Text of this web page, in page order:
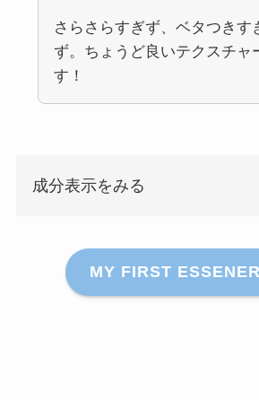
さらさらすぎず、ベタつきす
ず。ちょうど良いテクスチャ
す！
成分表示をみる
MY FIRST